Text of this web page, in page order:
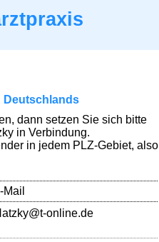
Deutschlands
dann setzen Sie sich bitte
in Verbindung.
in jedem PLZ-Gebiet, also
Mail
online.de